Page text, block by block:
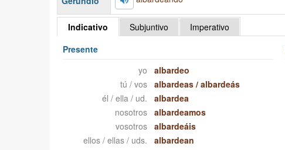
Indicativo Subjuntivo
Imperativo
Presente
yo
albardeo
tú / vos
albardeas /albardeás
él / ella / ud.
albardea
nosotros
albardeamos
vosotros
albardeáis
ellos / ellas / uds.
albardean